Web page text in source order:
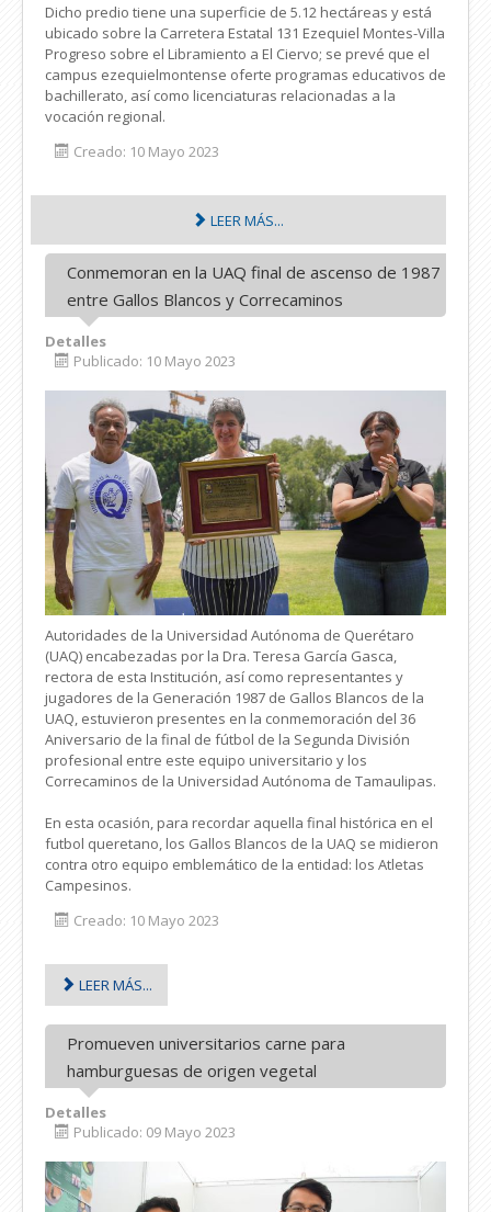
Dicho predio tiene una superficie de 5.12 hectáreas y está
ubicado sobre la Carretera Estatal 131 Ezequiel Montes-Villa
Progreso sobre el Libramiento a El Ciervo; se prevé que el
campus ezequielmontense oferte programas educativos de
bachillerato, así como licenciaturas relacionadas a la
vocación regional.
Creado: 10 Mayo 2023
LEER MÁS...
Conmemoran en la UAQ final de ascenso de 1987
entre Gallos Blancos y Correcaminos
Detalles
Publicado: 10 Mayo 2023
Autoridades de la Universidad Autónoma de Querétaro
(UAQ) encabezadas por la Dra. Teresa García Gasca,
rectora de esta Institución, así como representantes y
jugadores de la Generación 1987 de Gallos Blancos de la
UAQ, estuvieron presentes en la conmemoración del 36
Aniversario de la final de fútbol de la Segunda División
profesional entre este equipo universitario y los
Correcaminos de la Universidad Autónoma de Tamaulipas.
En esta ocasión, para recordar aquella final histórica en el
futbol queretano, los Gallos Blancos de la UAQ se midieron
contra otro equipo emblemático de la entidad: los Atletas
Campesinos.
Creado: 10 Mayo 2023
LEER MÁS...
Promueven universitarios carne para
hamburguesas de origen vegetal
Detalles
Publicado: 09 Mayo 2023